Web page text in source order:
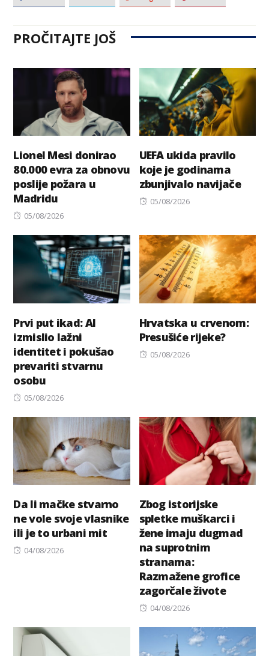
PROČITAJTE JOŠ
Lionel Mesi donirao
80.000 evra za obnovu
poslije požara u
Madridu
Posted
05/08/2026
UEFA ukida pravilo
koje je godinama
zbunjivalo navijače
Posted
05/08/2026
Prvi put ikad: AI
izmislio lažni
identitet i pokušao
prevariti stvarnu
osobu
Posted
05/08/2026
Hrvatska u crvenom:
Presušiće rijeke?
Posted
05/08/2026
Da li mačke stvarno
ne vole svoje vlasnike
ili je to urbani mit
Posted
04/08/2026
Zbog istorijske
spletke muškarci i
žene imaju dugmad
na suprotnim
stranama:
Razmažene grofice
zagorčale živote
Posted
04/08/2026